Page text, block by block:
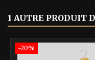
1 AUTRE PRODUIT
-20%